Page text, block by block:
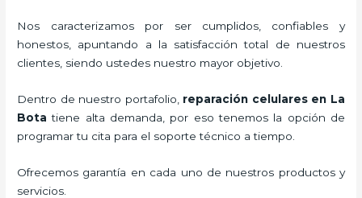
Nos caracterizamos por ser cumplidos, confiables y
honestos, apuntando a la satisfacción total de nuestros
clientes, siendo ustedes nuestro mayor objetivo.
Dentro de nuestro portafolio, reparación celulares en La
Bota tiene alta demanda, por eso tenemos la opción de
programar tu cita para el soporte técnico a tiempo.
Ofrecemos garantía en cada uno de nuestros productos y
servicios.